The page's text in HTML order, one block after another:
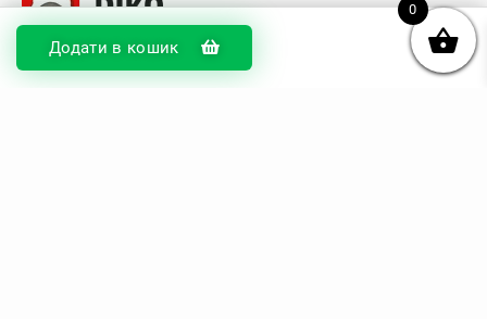
Додати в кошик
0